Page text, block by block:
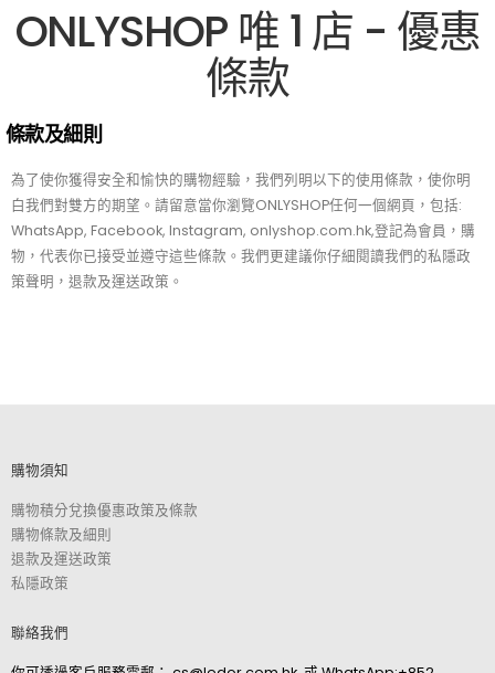
ONLYSHOP 唯 1 店 - 優惠
條款
條款及細則
為了使你獲得安全和愉快的購物經驗，我們列明以下的使用條款，使你明
白我們對雙方的期望。請留意當你瀏覽ONLYSHOP任何一個網頁，包括:
WhatsApp, Facebook, Instagram, onlyshop.com.hk,登記為會員，購
物，代表你已接受並遵守這些條款。我們更建議你仔細閱讀我們的私隱政
策聲明，退款及運送政策。
購物須知
購物積分兌換優惠政策及條款
購物條款及細則
退款及運送政策
私隱政策
聯絡我們